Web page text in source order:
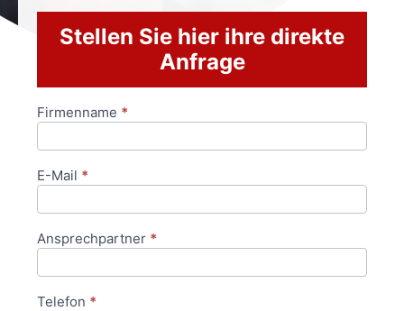
Stellen Sie hier ihre direkte
Anfrage
Anfrageformular
Firmenname *
E-Mail *
Ansprechpartner *
Telefon *